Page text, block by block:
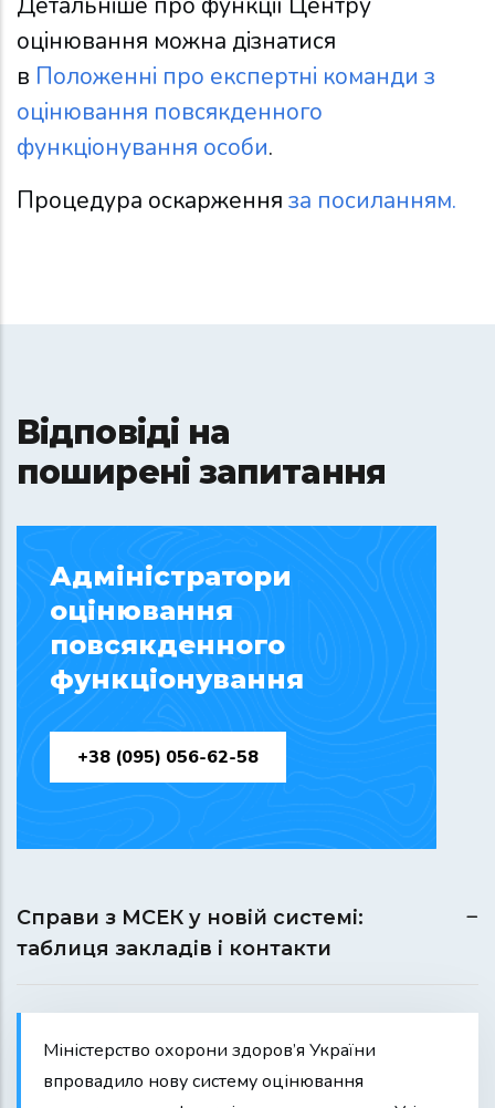
оцінювання можна дізнатися
в Положенні про експертні команди з
оцінювання повсякденного
функціонування особи.
Процедура оскарження за посиланням.
Відповіді на
поширені запитання
Адміністратори
оцінювання
повсякденного
функціонування
+38 (095) 056-62-58
Справи з МСЕК у новій системі:
таблиця закладів і контакти
Міністерство охорони здоров’я України
впровадило нову систему оцінювання